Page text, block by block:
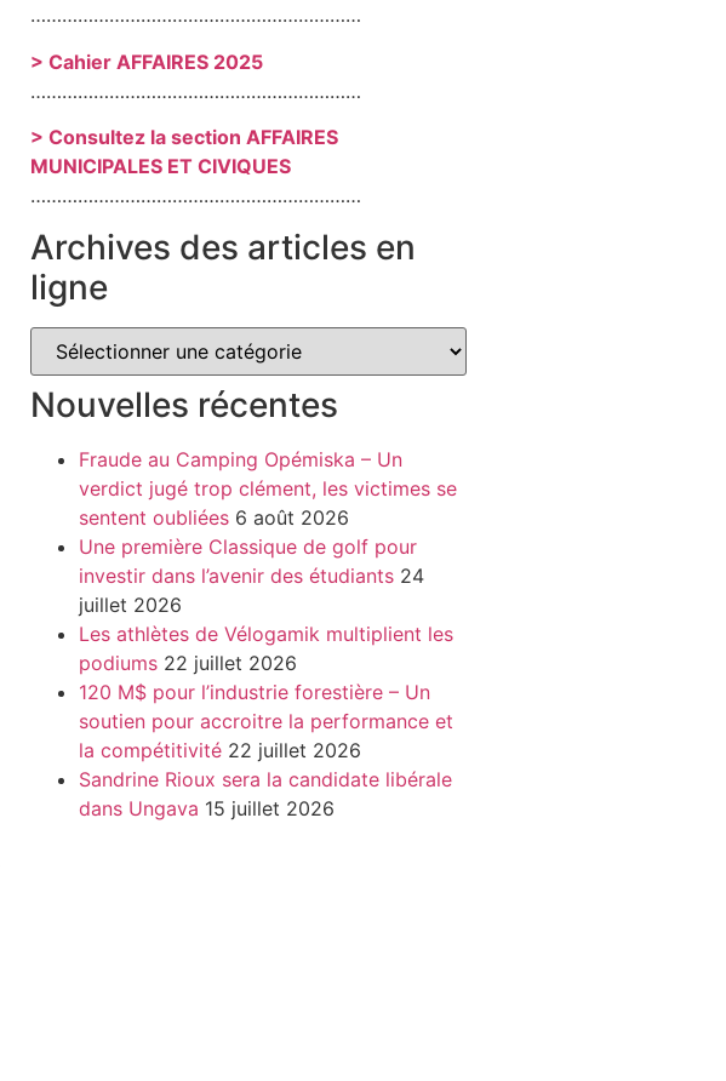
………………………………………………………
> Cahier AFFAIRES 2025
………………………………………………………
> Consultez la section AFFAIRES
MUNICIPALES ET CIVIQUES
………………………………………………………
Archives des articles en
ligne
Nouvelles récentes
Fraude au Camping Opémiska – Un
verdict jugé trop clément, les victimes se
sentent oubliées 6 août 2026
Une première Classique de golf pour
investir dans l’avenir des étudiants 24
juillet 2026
Les athlètes de Vélogamik multiplient les
podiums 22 juillet 2026
120 M$ pour l’industrie forestière – Un
soutien pour accroitre la performance et
la compétitivité 22 juillet 2026
Sandrine Rioux sera la candidate libérale
dans Ungava 15 juillet 2026